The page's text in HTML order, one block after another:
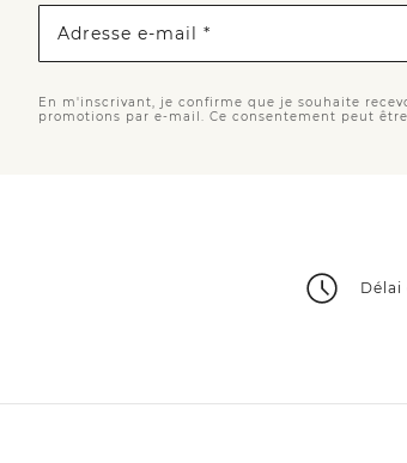
Adresse e-mail *
En m'inscrivant, je confirme que je souhaite
promotions par e-mail. Ce consentement peut
Délai